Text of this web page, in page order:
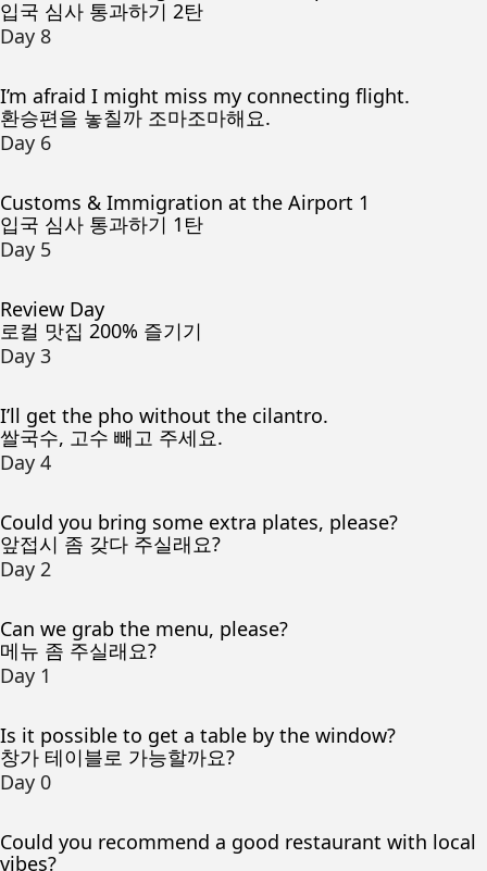
입국 심사 통과하기 2탄
Day 8
I’m afraid I might miss my connecting flight.
환승편을 놓칠까 조마조마해요.
Day 6
Customs & Immigration at the Airport 1
입국 심사 통과하기 1탄
Day 5
Review Day
로컬 맛집 200% 즐기기
Day 3
I’ll get the pho without the cilantro.
쌀국수, 고수 빼고 주세요.
Day 4
Could you bring some extra plates, please?
앞접시 좀 갖다 주실래요?
Day 2
Can we grab the menu, please?
메뉴 좀 주실래요?
Day 1
Is it possible to get a table by the window?
창가 테이블로 가능할까요?
Day 0
Could you recommend a good restaurant with local
vibes?